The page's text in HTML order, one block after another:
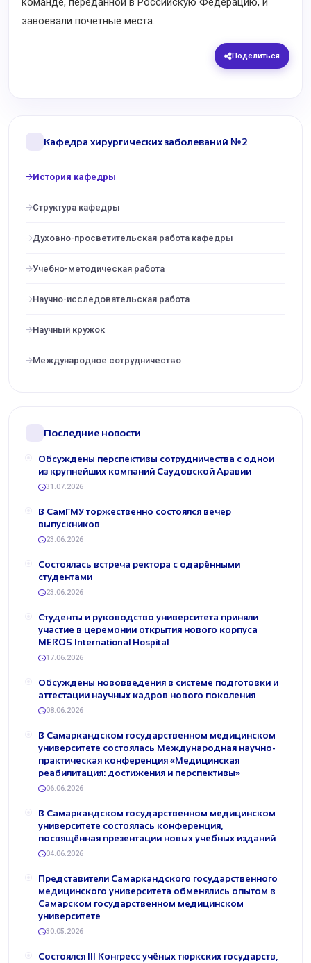
завоевали почетные места.
Поделиться
Кафедра хирургических заболеваний №2
История кафедры
Структура кафедры
Духовно-просветительская работа кафедры
Учебно-методическая работа
Научно-исследовательская работа
Научный кружок
Международное сотрудничество
Последние новости
Обсуждены перспективы сотрудничества с одной
из крупнейших компаний Саудовской Аравии
31.07.2026
В СамГМУ торжественно состоялся вечер
выпускников
23.06.2026
Состоялась встреча ректора с одарёнными
студентами
23.06.2026
Студенты и руководство университета приняли
участие в церемонии открытия нового корпуса
MEROS International Hospital
17.06.2026
Обсуждены нововведения в системе подготовки и
аттестации научных кадров нового поколения
08.06.2026
В Самаркандском государственном медицинском
университете состоялась Международная научно-
практическая конференция «Медицинская
реабилитация: достижения и перспективы»
06.06.2026
В Самаркандском государственном медицинском
университете состоялась конференция,
посвящённая презентации новых учебных изданий
04.06.2026
Представители Самаркандского государственного
медицинского университета обменялись опытом в
Самарском государственном медицинском
университете
30.05.2026
Состоялся III Конгресс учёных тюркских государств,